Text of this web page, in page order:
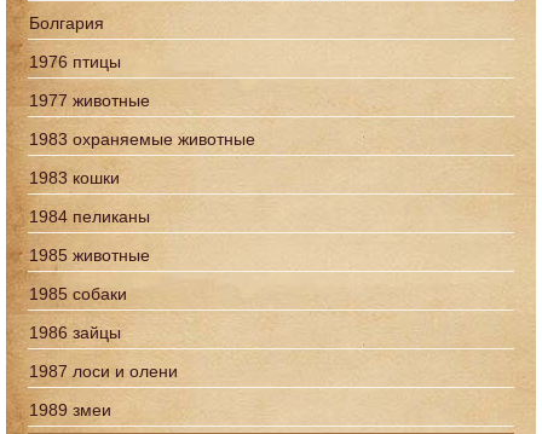
Болгария
1976 птицы
1977 животные
1983 охраняемые животные
1983 кошки
1984 пеликаны
1985 животные
1985 собаки
1986 зайцы
1987 лоси и олени
1989 змеи